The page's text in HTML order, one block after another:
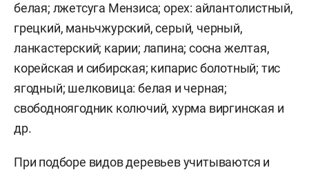
белая; лжетсуга Мензиса; орех: айлантолистный,
грецкий, маньчжурский, серый, черный,
ланкастерский; карии; лапина; сосна желтая,
корейская и сибирская; кипарис болотный; тис
ягодный; шелковица: белая и черная;
свободноягодник колючий, хурма виргинская и
др.
При подборе видов деревьев учитываются и